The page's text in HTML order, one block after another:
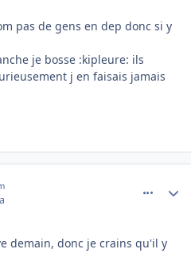
pas de gens en dep donc si y
je bosse :kipleure: ils
j en faisais jamais
demain, donc je crains qu'il y